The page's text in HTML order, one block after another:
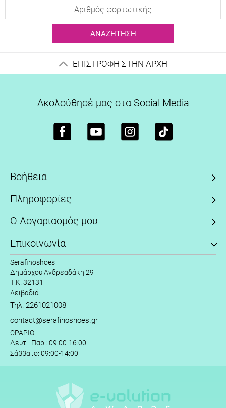
ΑΝΑΖΉΤΗΣΗ
ΕΠΙΣΤΡΟΦΗ ΣΤΗΝ ΑΡΧΗ
Ακολούθησέ μας στα Social Media
Βοήθεια
Πληροφορίες
Ο Λογαριασμός μου
Επικοινωνία
Serafinoshoes
Δημάρχου Ανδρεαδάκη 29
Τ.Κ. 32131
Λειβαδιά
Τηλ: 2261021008
contact@serafinoshoes.gr
ΩΡΑΡΙΟ
Δευτ - Παρ.: 09:00-16:00
Σάββατο: 09:00-14:00